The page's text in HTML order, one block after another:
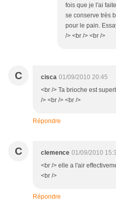
fois que je l'ai
se conserve très
pour le pain.
/> <br /> <br />
C cisca 01/09/2010 20:45
<br /> Ta brioche est
/> <br /> <br />
Répondre
C clemence 01/09/2010
<br /> elle a l'air
<br />
Répondre